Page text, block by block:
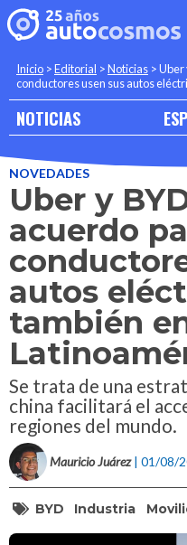
Inicio >Editorial >Noticias >Uber
conductores usen sus autos
NOTICIAS
NOVEDADES
Uber y
acuerdo
autos
también
Se trata de una
china facilitará el
regiones del mundo.
Mauricio Juárez | 01/08/
BYD Industria